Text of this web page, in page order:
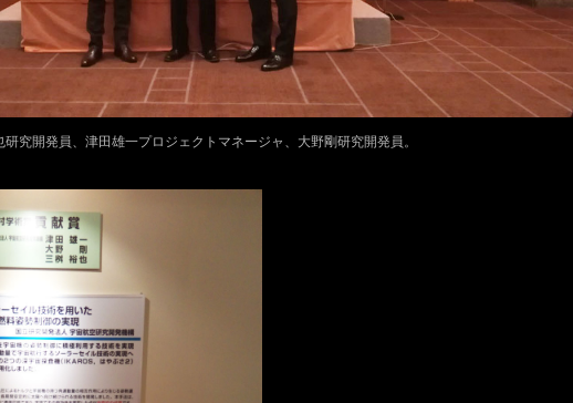
究開発員、津田雄一プロジェクトマネージャ、大野剛研究開発員。